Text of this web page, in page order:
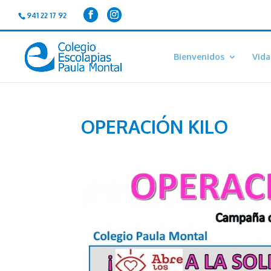
941 22 17 92
Bienvenidos
OPERACIÓN KILO